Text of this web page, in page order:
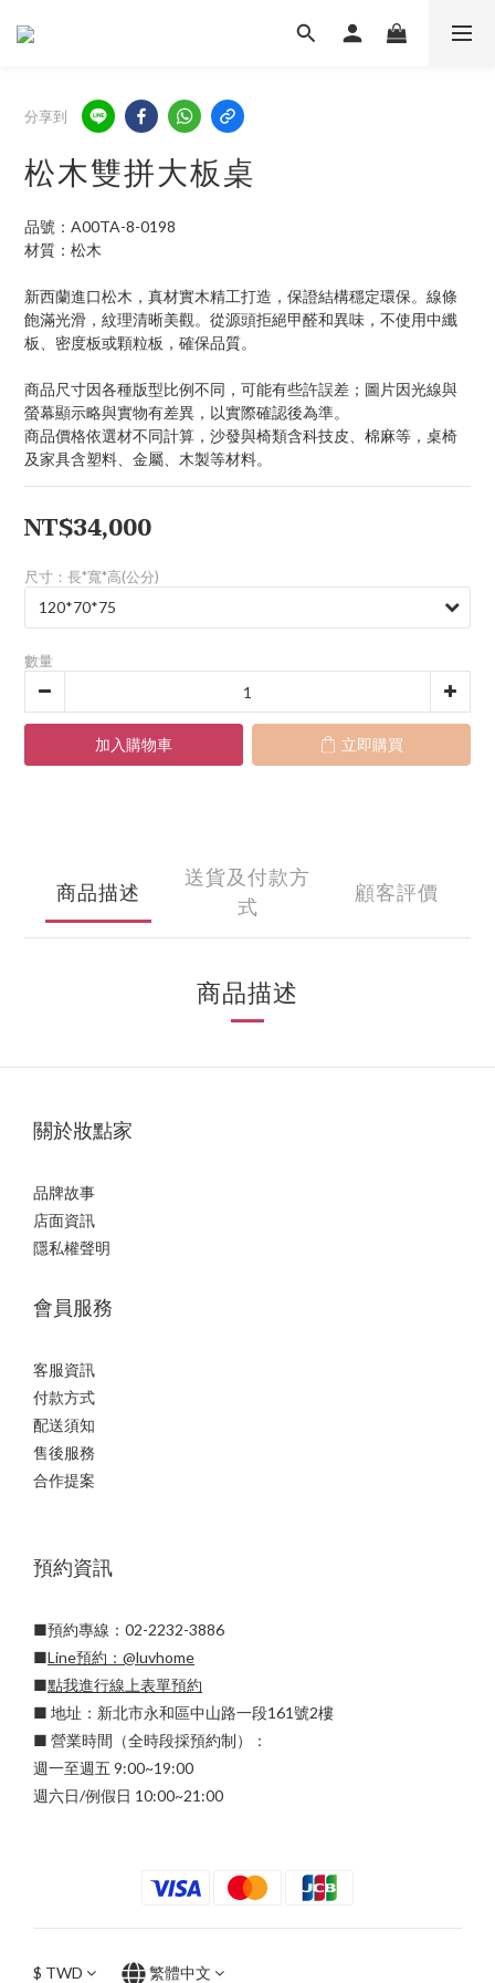
分享到
松木雙拼大板桌
品號：A00TA-8-0198
材質：松木
新西蘭進口松木，真材實木精工打造，保證結構穩定環保。線條
飽滿光滑，紋理清晰美觀。從源頭拒絕甲醛和異味，不使用中纖
板、密度板或顆粒板，確保品質。
商品尺寸因各種版型比例不同，可能有些許誤差；圖片因光線與
螢幕顯示略與實物有差異，以實際確認後為準。
商品價格依選材不同計算，沙發與椅類含科技皮、棉麻等，桌椅
及家具含塑料、金屬、木製等材料。
NT$34,000
尺寸：長*寬*高(公分)
數量
加入購物車 立即購買
商品描述
送貨及付款方
式
顧客評價
商品描述
關於妝點家
品牌故事
店面資訊
隱私權聲明
會員服務
客服資訊
付款方式
配送須知
售後服務
合作提案
預約資訊
■預約專線：02-2232-3886
■Line預約： @luvhome
■點我進行線上表單預約
■ 地址：新北市永和區中山路一段161號2樓
■ 營業時間（全時段採預約制）：
週一至週五 9:00~19:00
週六日/例假日 10:00~21:00
$ TWD 繁體中文